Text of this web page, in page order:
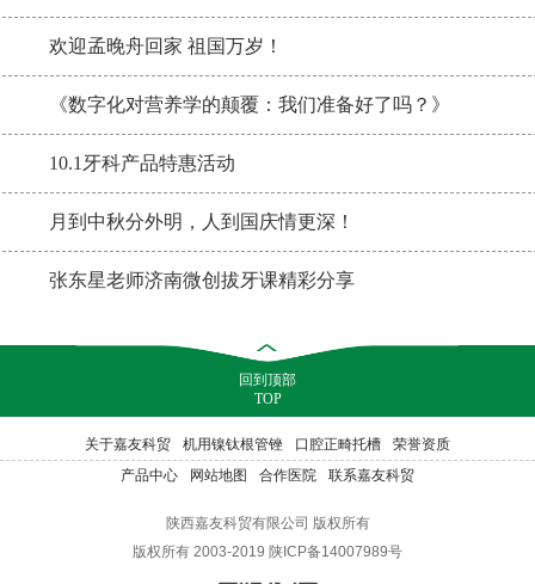
欢迎孟晚舟回家 祖国万岁！
《数字化对营养学的颠覆：我们准备好了吗？》
10.1牙科产品特惠活动
月到中秋分外明，人到国庆情更深！
张东星老师济南微创拔牙课精彩分享
回到顶部
TOP
关于嘉友科贸 机用镍钛根管锉 口腔正畸托槽
荣誉资质
产品中心
网站地图 合作医院 联系嘉友科贸
陕西嘉友科贸有限公司 版权所有
版权所有 2003-2019 陕ICP备14007989号